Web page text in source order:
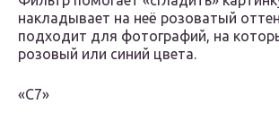
накладывает на неё розоватый
подходит для фотографий, на
розовый или синий цвета.
«С7»